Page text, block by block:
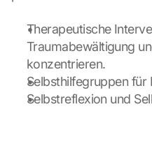
Therapeutische
Traumabewältigung
konzentrieren.
Selbsthilfegruppen für
Selbstreflexion und
i
n
o
f
t